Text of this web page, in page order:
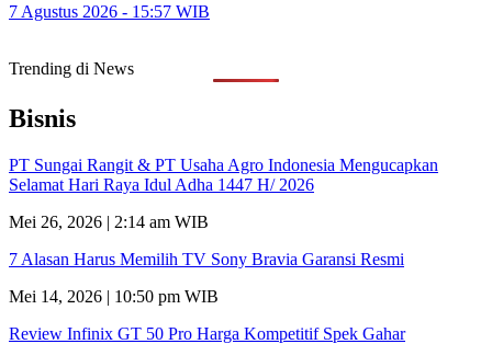
7 Agustus 2026 - 15:57 WIB
Trending di News
Bisnis
PT Sungai Rangit & PT Usaha Agro Indonesia Mengucapkan
Selamat Hari Raya Idul Adha 1447 H/ 2026
Mei 26, 2026 | 2:14 am WIB
7 Alasan Harus Memilih TV Sony Bravia Garansi Resmi
Mei 14, 2026 | 10:50 pm WIB
Review Infinix GT 50 Pro Harga Kompetitif Spek Gahar